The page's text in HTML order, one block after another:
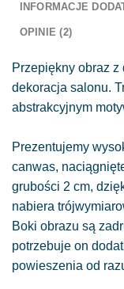
INFORMACJE
OPINIE (2)
Przepiękny obraz
dekoracja salonu.
abstrakcyjnym
Prezentujemy
canwas,
grubości 2 cm,
nabiera
Boki obrazu są
potrzebuje on
powieszenia od